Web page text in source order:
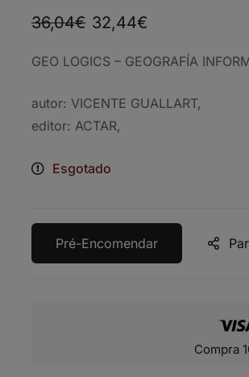
36,04€ 32,44€
GEO LOGICS – GEOGRAFÍA
autor: VICENTE GUALLART,
editor: ACTAR,
Esgotado
Pré-Encomendar
Compra